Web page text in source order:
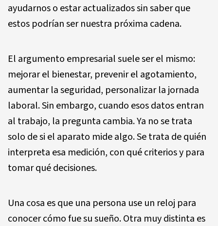
ayudarnos o estar actualizados sin saber que
estos podrían ser nuestra próxima cadena.
El argumento empresarial suele ser el mismo:
mejorar el bienestar, prevenir el agotamiento,
aumentar la seguridad, personalizar la jornada
laboral. Sin embargo, cuando esos datos entran
al trabajo, la pregunta cambia. Ya no se trata
solo de si el aparato mide algo. Se trata de quién
interpreta esa medición, con qué criterios y para
tomar qué decisiones.
Una cosa es que una persona use un reloj para
conocer cómo fue su sueño. Otra muy distinta es